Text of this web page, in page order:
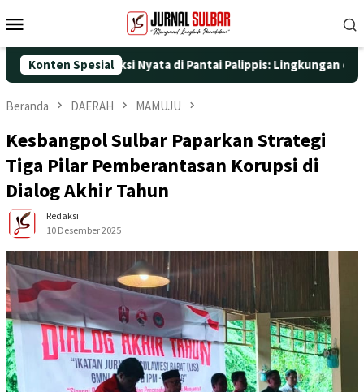
ke
Mobile
Konten Spesial
dengan Aksi Nyata di Pantai Palippis: Lingkungan dan
Beranda DAERAH MAMUJU
Kesbangpol Sulbar Paparkan Strategi
Tiga Pilar Pemberantasan Korupsi di
Dialog Akhir Tahun
Redaksi
10 Desember 2025